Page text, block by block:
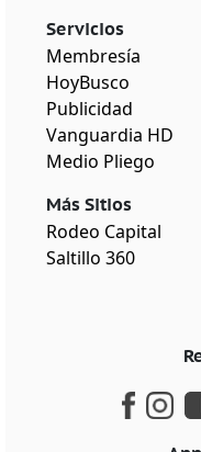
Servicios
Membresía
HoyBusco
Publicidad
Vanguardia HD
Medio Pliego
Más Sitios
Rodeo Capital
Saltillo 360